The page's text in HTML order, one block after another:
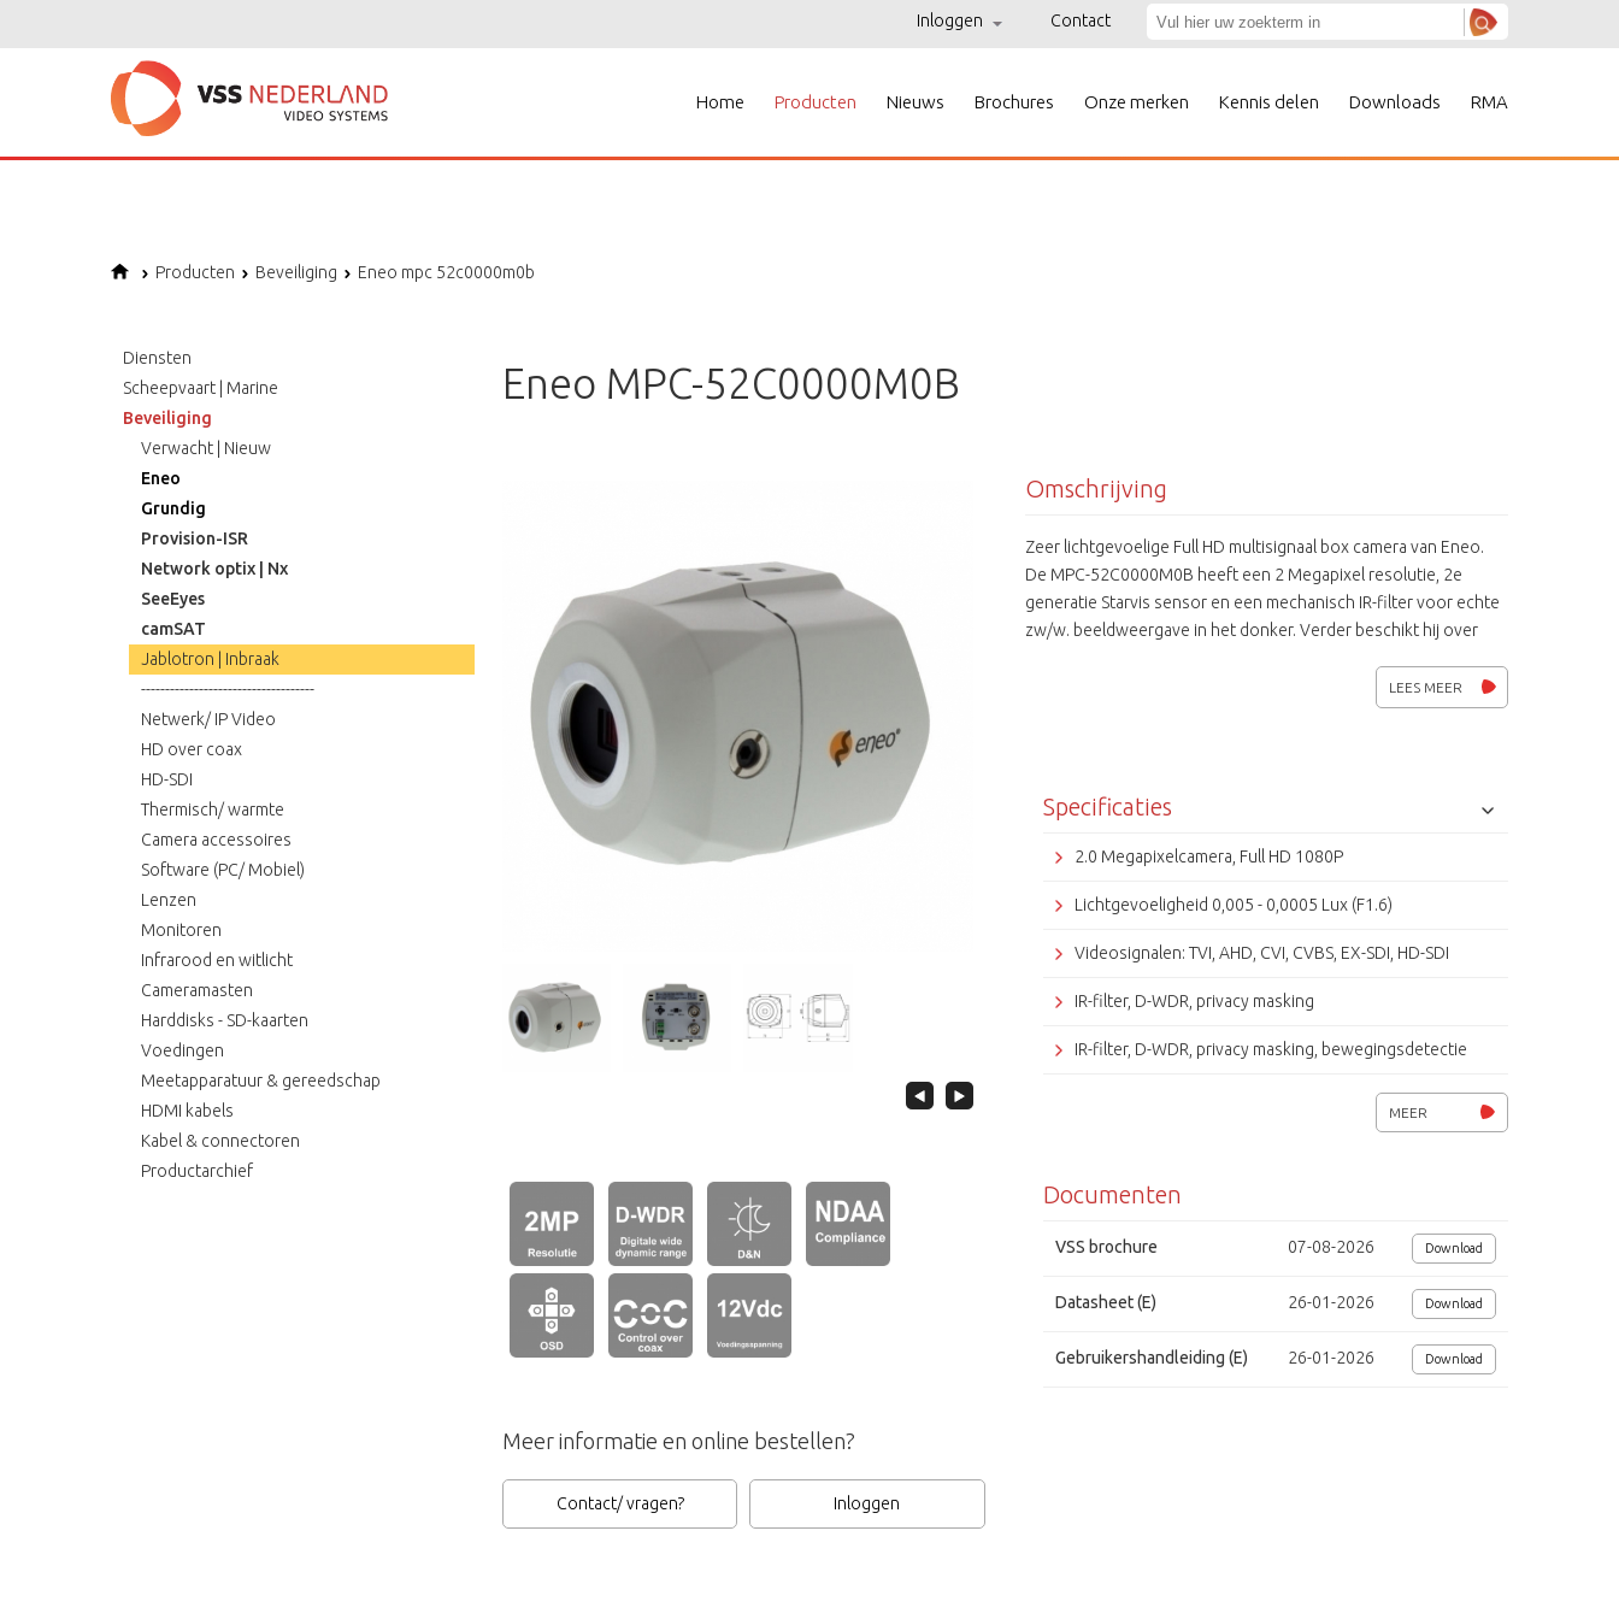
/home/vssned01/domains/vssnederland.nl/application/controllers/website/ProductenController.php on line 366
Inloggen Contact
Home Producten Nieuws Brochures Onze merken Kennis delen Downloads RMA
Producten Beveiliging Eneo mpc 52c0000m0b
Diensten
Scheepvaart | Marine
Beveiliging
Verwacht | Nieuw
Eneo
Grundig
Provision-ISR
Network optix | Nx
SeeEyes
camSAT
Jablotron | Inbraak
------------------------------------
Netwerk/ IP Video
HD over coax
HD-SDI
Thermisch/ warmte
Camera accessoires
Software (PC/ Mobiel)
Lenzen
Monitoren
Infrarood en witlicht
Cameramasten
Harddisks - SD-kaarten
Voedingen
Meetapparatuur & gereedschap
HDMI kabels
Kabel & connectoren
Productarchief
Eneo MPC-52C0000M0B
Meer informatie en online bestellen?
Contact/ vragen? Inloggen
Omschrijving
Zeer lichtgevoelige Full HD multisignaal box camera van Eneo.
De MPC-52C0000M0B heeft een 2 Megapixel resolutie, 2e
generatie Starvis sensor en een mechanisch IR-filter voor echte
zw/w. beeldweergave in het donker. Verder beschikt hij over
Daarnaast zijn de Eneo multi-signaal camera's eenvoudig in
bediening, eenvoudig te installeren en zorgen ze voor een
analoog (HD) is het één van de meest flexibele camera's.
LEES MEER
Specificaties
2.0 Megapixelcamera, Full HD 1080P
Lichtgevoeligheid 0,005 - 0,0005 Lux (F1.6)
Videosignalen: TVI, AHD, CVI, CVBS, EX-SDI, HD-SDI
IR-filter, D-WDR, privacy masking
IR-filter, D-WDR, privacy masking, bewegingsdetectie
1/2.8" CMOS, Sony STARVIS (2e generatie)
Voedingsspanning 12Vdc
NDAA compliance
Eneo
MEER
Documenten
VSS brochure 07-08-2026 Download
Datasheet (E) 26-01-2026 Download
Gebruikershandleiding (E) 26-01-2026 Download